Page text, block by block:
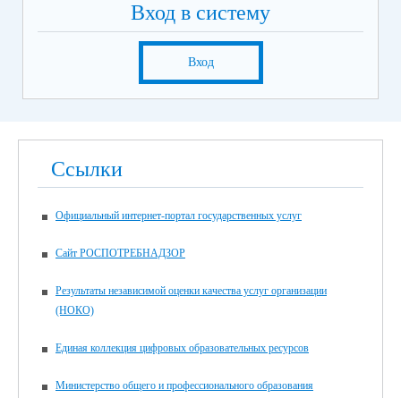
Вход в систему
Вход
Ссылки
Официальный интернет-портал государственных услуг
Сайт РОСПОТРЕБНАДЗОР
Результаты независимой оценки качества услуг организации
(НОКО)
Единая коллекция цифровых образовательных ресурсов
Министерство общего и профессионального образования